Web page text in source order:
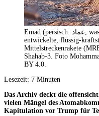
Emad (persisch: عماد, was "Säule" bedeutet) ist eine im Iran
entwickelte, flüssig-
Mittelstreckenrakete
Shahab-3. Foto
BY 4.0.
Lesezeit: 7 Minuten
Das Archiv deckt die
vielen Mängel des
Kapitulation vor Trump für